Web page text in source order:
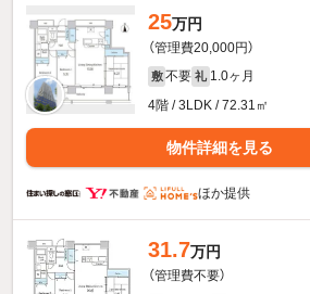
25万円
（管理費20,000円）
敷 不要 礼 1.0ヶ月
4階 / 3LDK / 72.31㎡
物件詳細を見る
ほか提供
31.7万円
（管理費不要）